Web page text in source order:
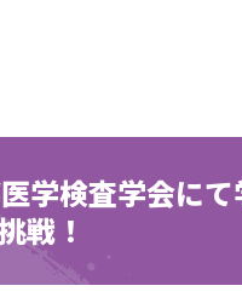
学検査学会に
戦！